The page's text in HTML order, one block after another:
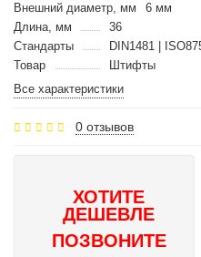
Внешний диаметр, мм
6 мм
Длина, мм
36
Стандарты
DIN1481 |
Товар
Штифты
Все характеристики
0 отзывов
ХОТИТЕ
ДЕШЕВЛЕ
ПОЗВОНИТЕ